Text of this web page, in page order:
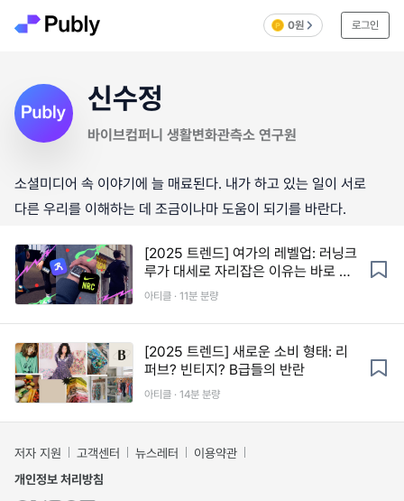
0원 로그인
신수정
바이브컴퍼니 생활변화관측소 연구원
소셜미디어 속 이야기에 늘 매료된다. 내가 하고 있는 일이 서로
다른 우리를 이해하는 데 조금이나마 도움이 되기를 바란다.
[2025 트렌드] 여가의 레벨업: 러닝크
루가 대세로 자리잡은 이유는 바로 낭
만
아티클 · 11분 분량
[2025 트렌드] 새로운 소비 형태: 리
퍼브? 빈티지? B급들의 반란
아티클 · 14분 분량
저자 지원 고객센터 뉴스레터
이용약관
개인정보 처리방침